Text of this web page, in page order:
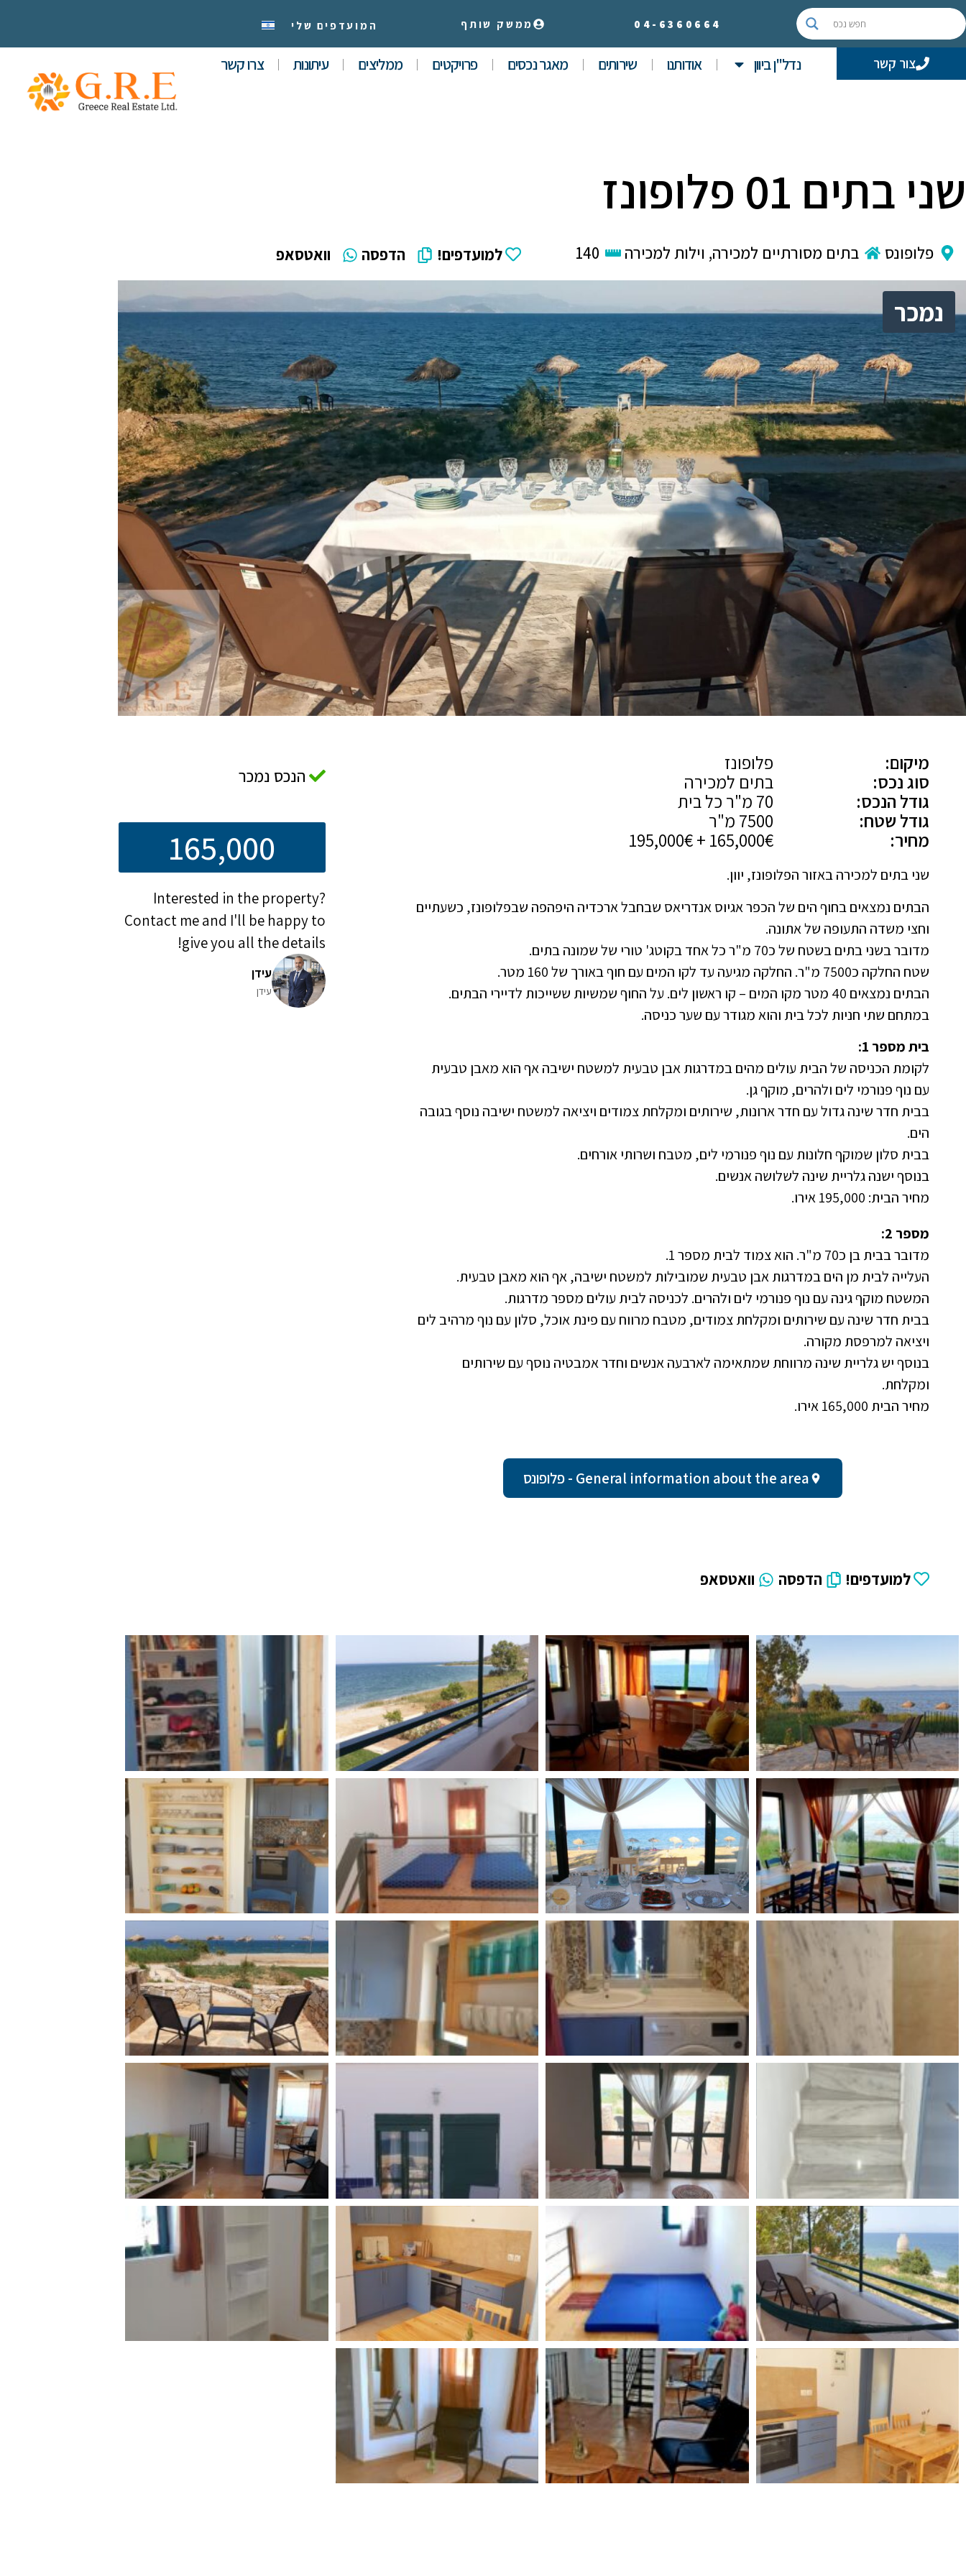
04- 6360664 ממשק שותף המועדפים שלי
צור קשר נדל"ן ביוון אודותנו שירותים מאגר נכסים פרויקטים ממליצים עיתונות צרו קשר
שני בתים 01 פלופונז
פלופונס בתים מסורתיים למכירה, וילות למכירה 140 למועדפים! הדפסה וואטסאפ
נמכר
מיקום:
פלופונז
סוג נכס:
בתים למכירה
גודל הנכס:
גודל שטח:
מחיר:
165,000€ + 195,000€
שני בתים למכירה באזור הפלופונז, יוון.
הבתים נמצאים בחוף הים של הכפר אגיוס אנדריאס שבחבל ארכדיה היפהפה שבפלופונז, כשעתיים
וחצי משדה התעופה של אתונה.
מדובר בשני בתים בשטח של כ70 מ"ר כל אחד בקוטג' טורי של שמונה בתים.
שטח החלקה כ7500 מ"ר. החלקה מגיעה עד לקו המים עם חוף באורך של 160 מטר.
הבתים נמצאים 40 מטר מקו המים – קו ראשון לים. על החוף שמשיות ששייכות לדיירי הבתים.
במתחם שתי חניות לכל בית והוא מגודר עם שער כניסה.
בית מספר 1:
לקומת הכניסה של הבית עולים מהים במדרגות אבן טבעית למשטח ישיבה אף הוא מאבן טבעית
עם נוף פנורמי לים ולהרים, מוקף גן.
בבית חדר שינה גדול עם חדר ארונות, שירותים ומקלחת צמודים ויציאה למשטח ישיבה נוסף בגובה
הים.
בבית סלון שמוקף חלונות עם נוף פנורמי לים, מטבח ושרותי אורחים.
בנוסף ישנה גלריית שינה לשלושה אנשים.
מחיר הבית: 195,000 אירו.
מספר 2:
מדובר בבית בן כ70 מ"ר. הוא צמוד לבית מספר 1.
העלייה לבית מן הים במדרגות אבן טבעית שמובילות למשטח ישיבה, אף הוא מאבן טבעית.
המשטח מוקף גינה עם נוף פנורמי לים ולהרים. לכניסה לבית עולים מספר מדרגות.
בבית חדר שינה עם שירותים ומקלחת צמודים, מטבח מרווח עם פינת אוכל, סלון עם נוף מרהיב לים
ויציאה למרפסת מקורה.
בנוסף יש גלריית שינה מרווחת שמתאימה לארבעה אנשים וחדר אמבטיה נוסף עם שירותים
ומקלחת.
מחיר הבית 165,000 אירו.
General information about the area - פלופונס
למועדפים! הדפסה וואטסאפ
הנכס נמכר
165,000
Interested in the property?
Contact me and I'll be happy to
give you all the details!
עידן
עידן